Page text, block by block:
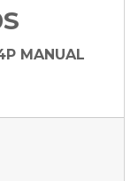
MANUAL